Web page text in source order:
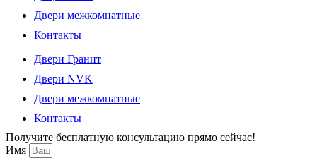
Двери межкомнатные
Контакты
Двери Гранит
Двери NVK
Двери межкомнатные
Контакты
Получите бесплатную консультацию прямо сейчас!
Имя